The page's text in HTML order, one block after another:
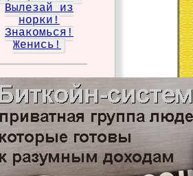
Вылезай из
норки!
Знакомься!
Женись!